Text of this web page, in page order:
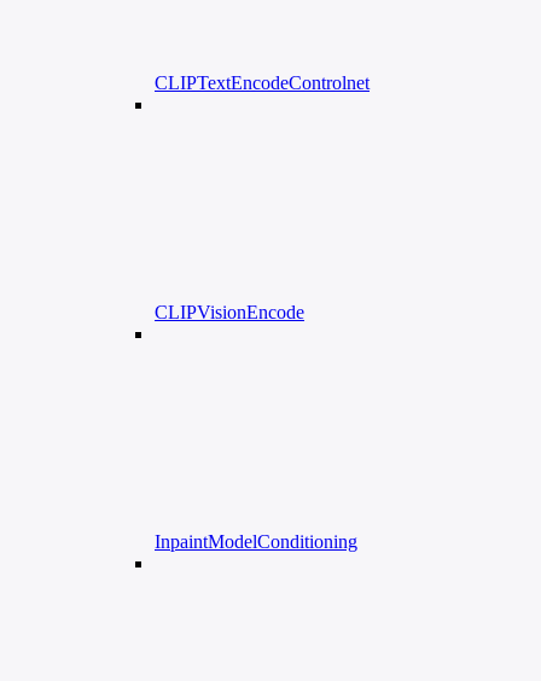
CLIPTextEncodeControlnet
CLIPVisionEncode
InpaintModelConditioning